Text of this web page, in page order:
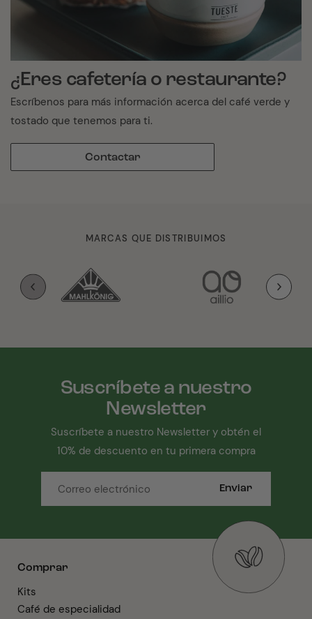
¿Eres cafetería o restaurante?
Escríbenos para más información acerca del café verde y
tostado que tenemos para ti.
Contactar
MARCAS QUE DISTRIBUIMOS
Suscríbete a nuestro
Newsletter
Suscríbete a nuestro Newsletter y obtén el
10% de descuento en tu primera compra
Enviar
Comprar
Kits
Café de especialidad